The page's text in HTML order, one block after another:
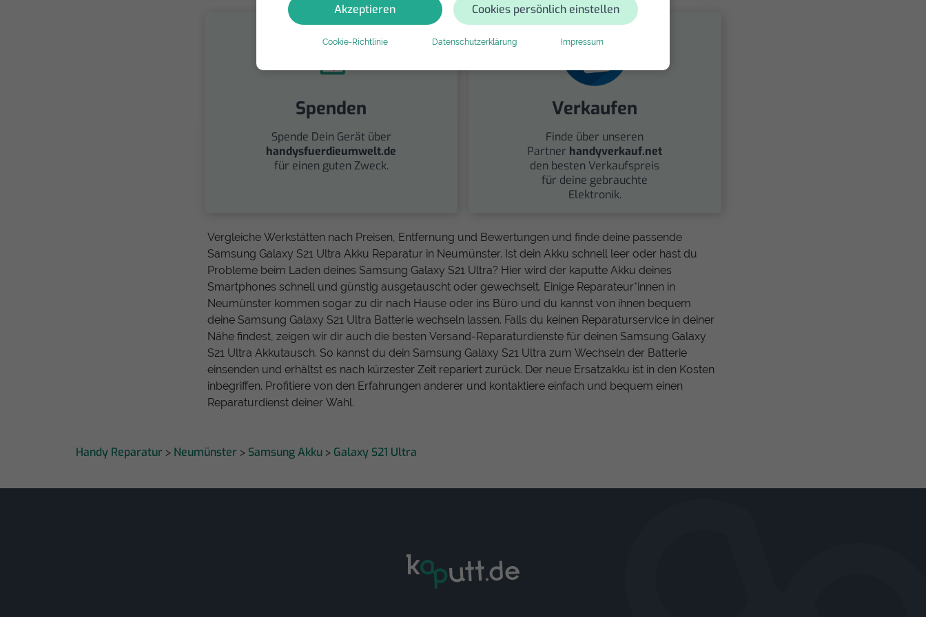
Akzeptieren Cookies persönlich einstellen
Cookie-Richtlinie Datenschutzerklärung Impressum
Spenden
Spende Dein Gerät über
handysfuerdieumwelt.de
für einen guten Zweck.
Verkaufen
Finde über unseren
Partner handyverkauf.net
den besten Verkaufspreis
für deine gebrauchte
Elektronik.
Vergleiche Werkstätten nach Preisen, Entfernung und Bewertungen und finde deine passende
Samsung Galaxy S21 Ultra Akku Reparatur in Neumünster. Ist dein Akku schnell leer oder hast du
Probleme beim Laden deines Samsung Galaxy S21 Ultra? Hier wird der kaputte Akku deines
Smartphones schnell und günstig ausgetauscht oder gewechselt. Einige Reparateur*innen in
Neumünster kommen sogar zu dir nach Hause oder ins Büro und du kannst von ihnen bequem
deine Samsung Galaxy S21 Ultra Batterie wechseln lassen. Falls du keinen Reparaturservice in deiner
Nähe findest, zeigen wir dir auch die besten Versand-Reparaturdienste für deinen Samsung Galaxy
S21 Ultra Akkutausch. So kannst du dein Samsung Galaxy S21 Ultra zum Wechseln der Batterie
einsenden und erhältst es nach kürzester Zeit repariert zurück. Der neue Ersatzakku ist in den Kosten
inbegriffen. Profitiere von den Erfahrungen anderer und kontaktiere einfach und bequem einen
Reparaturdienst deiner Wahl.
Handy Reparatur > Neumünster > Samsung Akku > Galaxy S21 Ultra